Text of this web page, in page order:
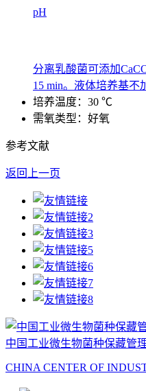
pH
分离乳酸菌可添加
15 min。液体培养基不
培养温度：30 ℃
需氧类型：好氧
参考文献
返回上一页
中国工业微生物菌种保藏管
CHINA CENTER OF